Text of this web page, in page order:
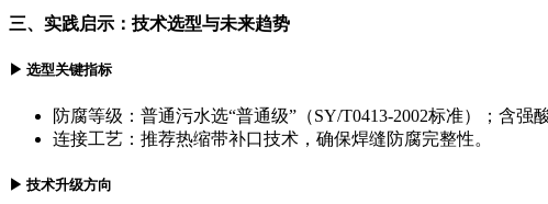
三、实践启示：技术选型与未来趋势
▶ 选型关键指标
防腐等级：普通污水选“普通级”（SY/T0413-2002标准）；含强
连接工艺：推荐热缩带补口技术，确保焊缝防腐完整性。
▶ 技术升级方向